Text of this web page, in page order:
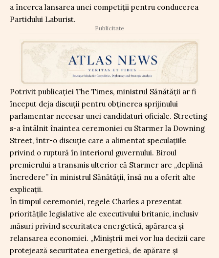
a încerca lansarea unei competiții pentru conducerea
Partidului Laburist.
Publicitate
Potrivit publicației The Times, ministrul Sănătății ar fi
început deja discuții pentru obținerea sprijinului
parlamentar necesar unei candidaturi oficiale. Streeting
s-a întâlnit înaintea ceremoniei cu Starmer la Downing
Street, într-o discuție care a alimentat speculațiile
privind o ruptură în interiorul guvernului. Biroul
premierului a transmis ulterior că Starmer are „deplină
încredere” în ministrul Sănătății, însă nu a oferit alte
explicații.
În timpul ceremoniei, regele Charles a prezentat
prioritățile legislative ale executivului britanic, inclusiv
măsuri privind securitatea energetică, apărarea și
relansarea economiei. „Miniștrii mei vor lua decizii care
protejează securitatea energetică, de apărare și